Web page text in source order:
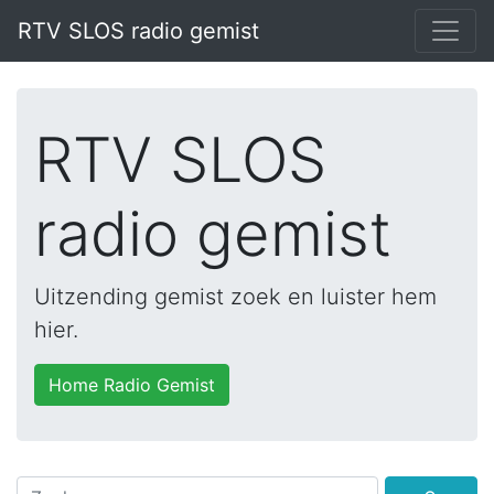
RTV SLOS radio gemist
RTV SLOS
radio gemist
Uitzending gemist zoek en luister hem
hier.
Home Radio Gemist